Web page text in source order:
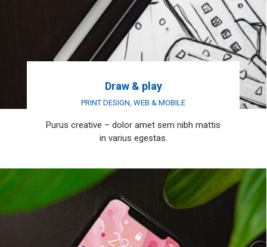
Draw & play
PRINT DESIGN, WEB & MOBILE
Purus creative – dolor amet sem nibh mattis
in varius egestas.